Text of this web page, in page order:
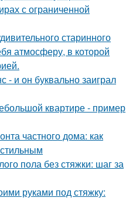
с ограниченной
старинного
атмосферу, в которой
и он буквально заиграл
квартире - пример
частного дома: как
пола без стяжки: шаг за
руками под стяжку: